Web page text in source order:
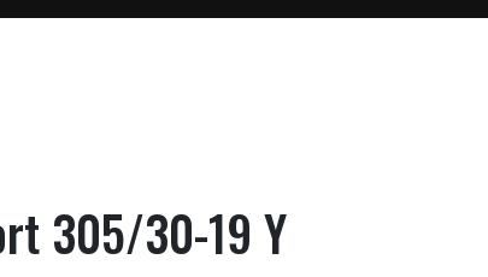
305/30-19 Y